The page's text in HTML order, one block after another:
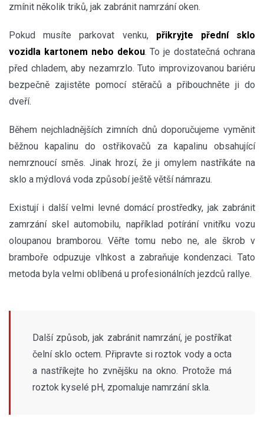
zmínit několik triků, jak zabránit namrzání oken.
Pokud musíte parkovat venku, přikryjte přední sklo
vozidla kartonem nebo dekou. To je dostatečná ochrana
před chladem, aby nezamrzlo. Tuto improvizovanou bariéru
bezpečně zajistěte pomocí stěračů a přibouchněte ji do
dveří.
Během nejchladnějších zimních dnů doporučujeme vyměnit
běžnou kapalinu do ostřikovačů za kapalinu obsahující
nemrznoucí směs. Jinak hrozí, že ji omylem nastříkáte na
sklo a mýdlová voda způsobí ještě větší námrazu.
Existují i další velmi levné domácí prostředky, jak zabránit
zamrzání skel automobilu, například potírání vnitřku vozu
oloupanou bramborou. Věřte tomu nebo ne, ale škrob v
bramboře odpuzuje vlhkost a zabraňuje kondenzaci. Tato
metoda byla velmi oblíbená u profesionálních jezdců rallye.
Další způsob, jak zabránit namrzání, je postříkat
čelní sklo octem. Připravte si roztok vody a octa
a nastříkejte ho zvnějšku na okno. Protože má
roztok kyselé pH, zpomaluje namrzání skla.